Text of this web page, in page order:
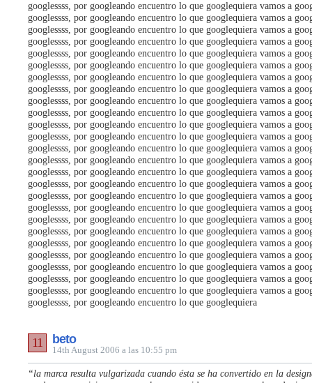
googlessss, por googleando encuentro lo que googlequiera vamos a
googlessss, por googleando encuentro lo que googlequiera vamos a
googlessss, por googleando encuentro lo que googlequiera vamos a
googlessss, por googleando encuentro lo que googlequiera vamos a
googlessss, por googleando encuentro lo que googlequiera vamos a
googlessss, por googleando encuentro lo que googlequiera vamos a
googlessss, por googleando encuentro lo que googlequiera vamos a
googlessss, por googleando encuentro lo que googlequiera vamos a
googlessss, por googleando encuentro lo que googlequiera vamos a
googlessss, por googleando encuentro lo que googlequiera vamos a
googlessss, por googleando encuentro lo que googlequiera vamos a
googlessss, por googleando encuentro lo que googlequiera vamos a
googlessss, por googleando encuentro lo que googlequiera vamos a
googlessss, por googleando encuentro lo que googlequiera vamos a
googlessss, por googleando encuentro lo que googlequiera vamos a
googlessss, por googleando encuentro lo que googlequiera vamos a
googlessss, por googleando encuentro lo que googlequiera vamos a
googlessss, por googleando encuentro lo que googlequiera vamos a
googlessss, por googleando encuentro lo que googlequiera vamos a
googlessss, por googleando encuentro lo que googlequiera vamos a
googlessss, por googleando encuentro lo que googlequiera vamos a
googlessss, por googleando encuentro lo que googlequiera vamos a
googlessss, por googleando encuentro lo que googlequiera vamos a
googlessss, por googleando encuentro lo que googlequiera vamos a
googlessss, por googleando encuentro lo que googlequiera vamos a
googlessss, por googleando encuentro lo que googlequiera
beto
14th August 2006 a las 10:55 pm
11
“la marca resulta vulgarizada cuando ésta se ha convertido en la